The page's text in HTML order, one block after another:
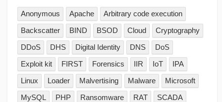
Anonymous Apache
Arbitrary code execution
Backscatter
BIND BSOD Cloud
Cryptography
DDoS
DHS Digital Identity DNS
DoS
Exploit kit
FIRST Forensics IIR IoT
IPA
Linux
Loader Malvertising Malware
Microsoft
MySQL
PHP Ransomware RAT
SCADA